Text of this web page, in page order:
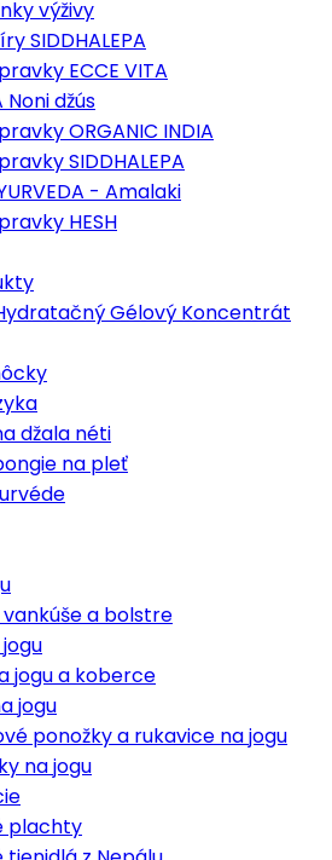
výživy
SIDDHALEPA
ECCE VITA
Noni džús
ORGANIC INDIA
SIDDHALEPA
- Amalaki
HESH
Gélový Koncentrát
džala néti
na pleť
a bolstre
jogu a koberce
jogu
ponožky a rukavice na jogu
na jogu
plachty